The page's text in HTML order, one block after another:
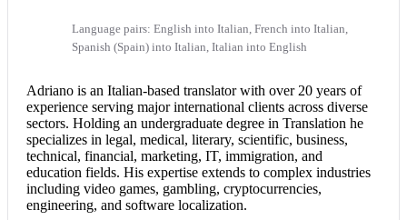
Language pairs: English into Italian, French into Italian,
Spanish (Spain) into Italian, Italian into English
Adriano is an Italian-based translator with over 20 years of
experience serving major international clients across diverse
sectors. Holding an undergraduate degree in Translation he
specializes in legal, medical, literary, scientific, business,
technical, financial, marketing, IT, immigration, and
education fields. His expertise extends to complex industries
including video games, gambling, cryptocurrencies,
engineering, and software localization.